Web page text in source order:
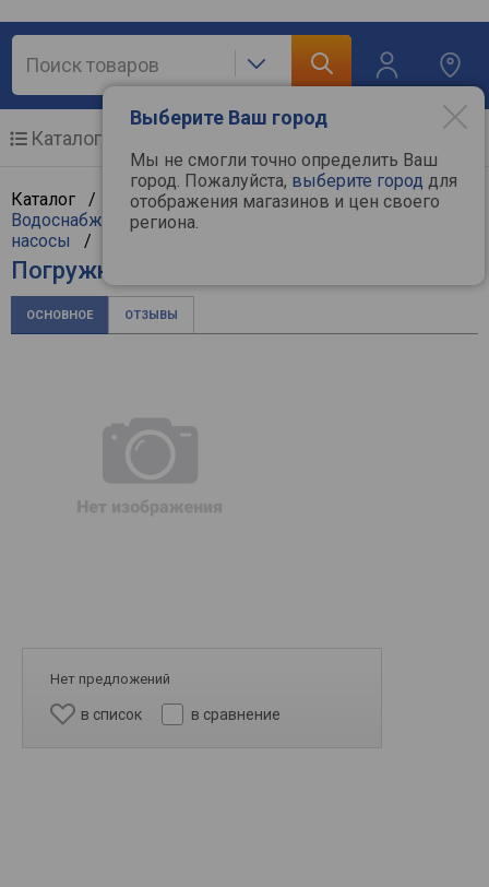
Выберите Ваш город
Мы не смогли точно определить Ваш
город. Пожалуйста, выберите город для
отображения магазинов и цен своего
региона.
Каталог
Каталог / Климат, отопление и водоснабжение/
Водоснабжение и насосы
насосы
/
Погружной насос Patriot VP 10A
ОСНОВНОЕ ОТЗЫВЫ
Нет предложений
в список в сравнение